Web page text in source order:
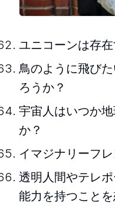
ユニコーンは存
鳥のように飛び
ろうか？
宇宙人はいつか
か？
イマジナリーフ
透明人間やテレ
能力を持つこと